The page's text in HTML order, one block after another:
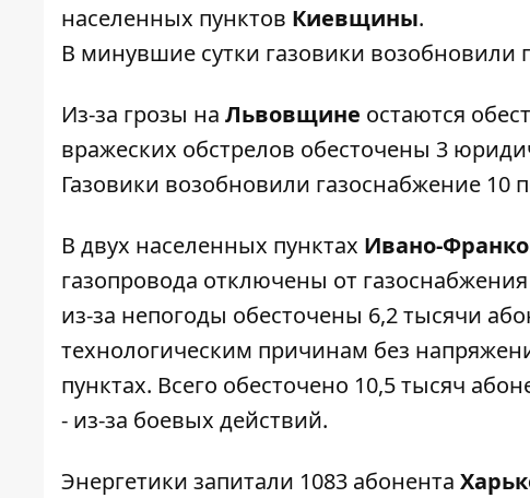
населенных пунктов Киевщины.
В минувшие сутки газовики возобновили
Из-за грозы на Львовщине остаются
вражеских обстрелов обесточены 3
Газовики возобновили газоснабжение 10
В двух населенных пунктах Ивано-
газопровода отключены от
из-за непогоды обесточены 6,2 тысячи
технологическим причинам без
пунктах. Всего обесточено 10,5 тысяч
- из-за боевых действий.
Энергетики запитали 1083 абонента